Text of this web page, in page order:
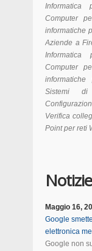
Informatica
Computer
informatiche
Aziende a
Informatica
Computer
Sistemi
Verifica
Point per reti
Maggio 16,
Google
elettronica
Google non